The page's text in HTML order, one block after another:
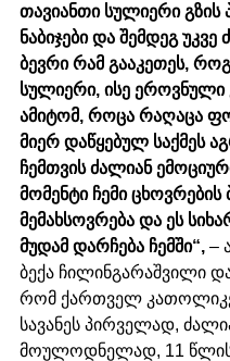
თავიანთი სულიერი გზის
ნაბიჯები და შემდეგ უკვე
ბევრი რამ გააკეთეს,
სულიერი, ისე ეროვნული
ამიტომ, როცა რაღაცა
მიერ დაწყებულ საქმეს
ჩემთვის ძალიან
მომენტი ჩემი
მემახსოვრება და ეს
მუდამ დარჩება ჩემში“, –
ბექა ჩილინგარაშვილი და
რომ ქართველ
სავანეს პირველად,
მოულოდნელად, 11 წლის